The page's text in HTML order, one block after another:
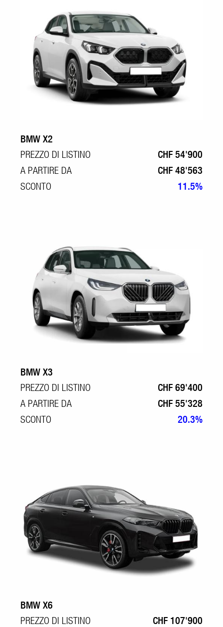
BMW X2
PREZZO DI LISTINO
CHF 54'900
A PARTIRE DA
CHF 48'563
SCONTO
11.5%
BMW X3
PREZZO DI LISTINO
CHF 69'400
A PARTIRE DA
CHF 55'328
SCONTO
20.3%
BMW X6
PREZZO DI LISTINO
CHF 107'900